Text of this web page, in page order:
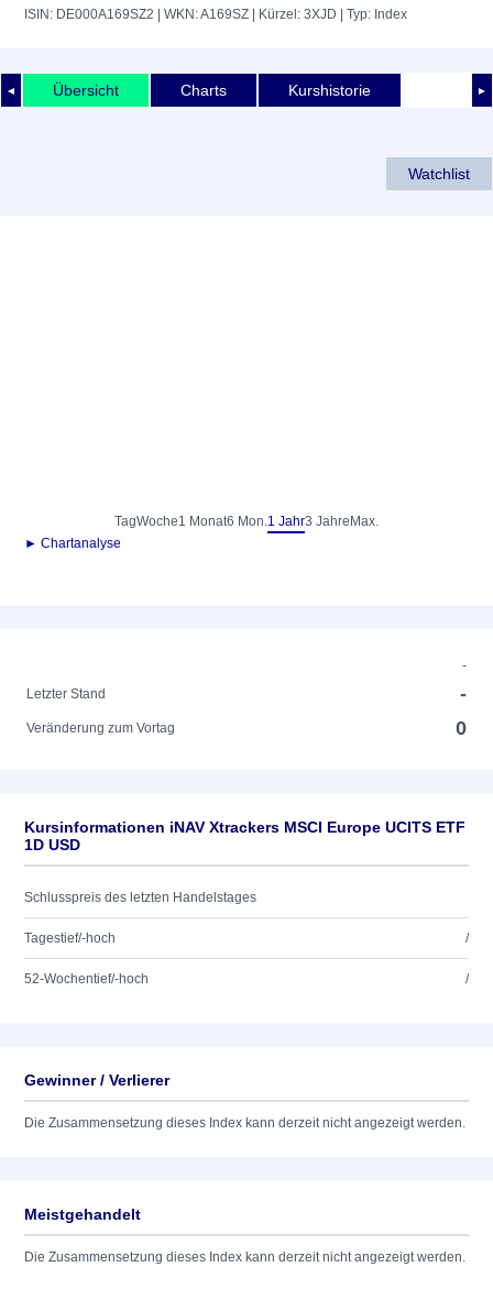
ISIN: DE000A169SZ2 | WKN: A169SZ | Kürzel: 3XJD | Typ: Index
◄ ►
Übersicht Charts Kurshistorie
Watchlist
TagWoche1 Monat6 Mon.1 Jahr3 Jahre Max.
► Chartanalyse
-
Letzter Stand
-
Veränderung zum Vortag 0
Kursinformationen iNAV Xtrackers MSCI Europe UCITS ETF
1D USD
Schlusspreis des letzten Handelstages
Tagestief/-hoch /
52-Wochentief/-hoch /
Gewinner / Verlierer
Die Zusammensetzung dieses Index kann derzeit nicht angezeigt werden.
Meistgehandelt
Die Zusammensetzung dieses Index kann derzeit nicht angezeigt werden.